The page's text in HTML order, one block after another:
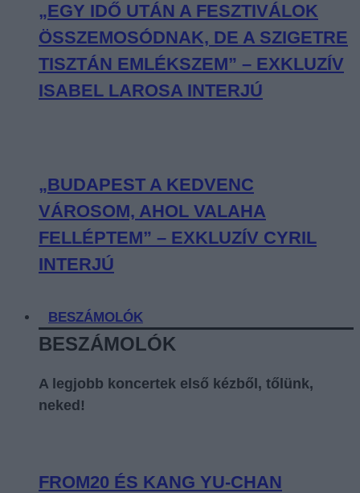
„EGY IDŐ UTÁN A FESZTIVÁLOK
ÖSSZEMOSÓDNAK, DE A SZIGETRE
TISZTÁN EMLÉKSZEM” – EXKLUZÍV
ISABEL LAROSA INTERJÚ
„BUDAPEST A KEDVENC
VÁROSOM, AHOL VALAHA
FELLÉPTEM” – EXKLUZÍV CYRIL
INTERJÚ
BESZÁMOLÓK
BESZÁMOLÓK
A legjobb koncertek első kézből, tőlünk,
neked!
FROM20 ÉS KANG YU-CHAN